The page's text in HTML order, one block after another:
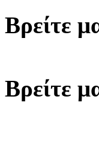
Βρείτε
Βρείτε